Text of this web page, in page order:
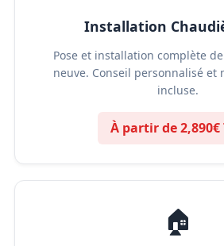
Installation
Pose et installation complète
neuve. Conseil personnalisé et
incluse.
À partir de 2,890€
🏠